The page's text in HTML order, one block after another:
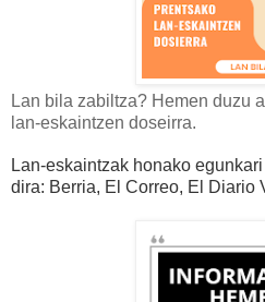
Lan bila zabiltza? Hemen duzu
lan-eskaintzen doseirra.
Lan-eskaintzak honako
dira: Berria, El Correo, El Diario